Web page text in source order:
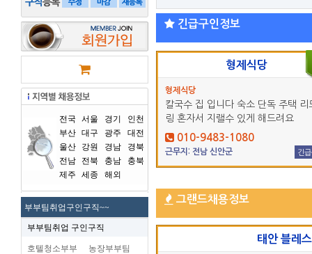
전국 서울 경기
인천
부산 대구 광주
대전
울산
강원 경남
경북
전남
전북 충남
충북
제주
세종 해외
부부팀취업구인구직~~
부부팀취업 구인구직
호텔청소부부 농장부부팀
긴급구인정보
형제식당
형제식당
칼국수 집 입니다 숙소 단독 주택 리
링 혼자서 지랠수 있게 해드려요
010-9483-1080
근무지: 전남 신안군 긴
그랜드채용정보
태안 블레